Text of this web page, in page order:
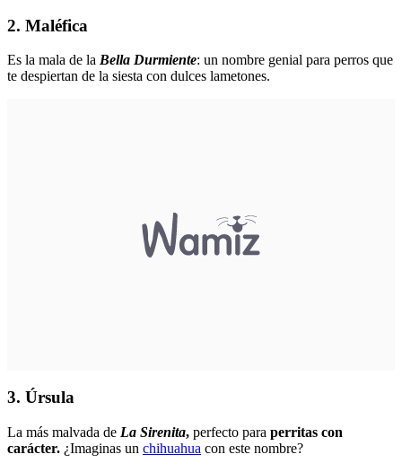
2. Maléfica
Es la mala de la Bella Durmiente: un nombre genial para perros que
te despiertan de la siesta con dulces lametones.
3. Úrsula
La más malvada de La Sirenita, perfecto para perritas con
carácter. ¿Imaginas un chihuahua con este nombre?